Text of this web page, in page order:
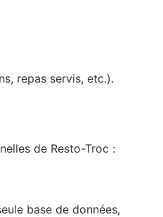
repas servis, etc.).
de Resto-Troc :
base de données,